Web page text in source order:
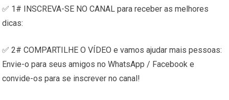
✅ 1# INSCREVA-SE NO CANAL para receber as melhores
dicas:
✅ 2# COMPARTILHE O VÍDEO e vamos ajudar mais pessoas:
Envie-o para seus amigos no WhatsApp / Facebook e
convide-os para se inscrever no canal!